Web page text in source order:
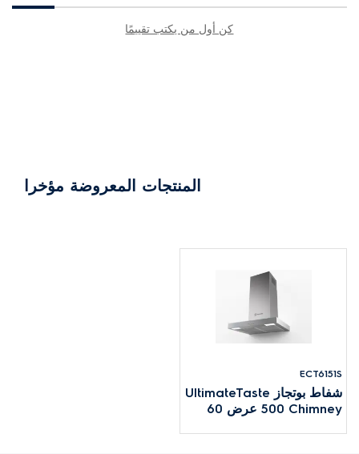
كن أول من يكتب تقييمًا
المنتجات المعروضة مؤخرا
ECT6151S
شفاط بوتجاز UltimateTaste
500 Chimney عرض 60